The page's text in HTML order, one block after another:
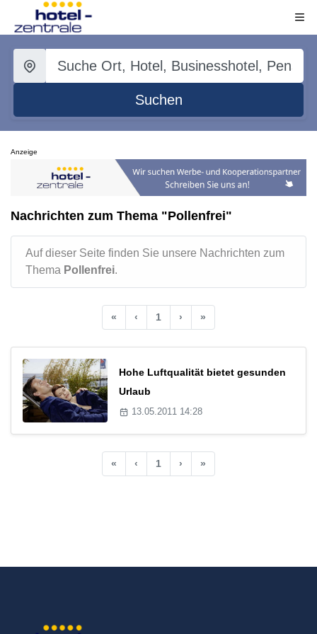
Suchen
Anzeige
Nachrichten zum Thema "Pollenfrei"
Auf dieser Seite finden Sie unsere Nachrichten zum
Thema Pollenfrei.
« ‹ 1 › »
Hohe Luftqualität bietet gesunden
Urlaub
13.05.2011 14:28
« ‹ 1 › »